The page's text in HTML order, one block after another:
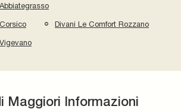
Divani Le Comfort Rozzano
Maggiori Informazioni